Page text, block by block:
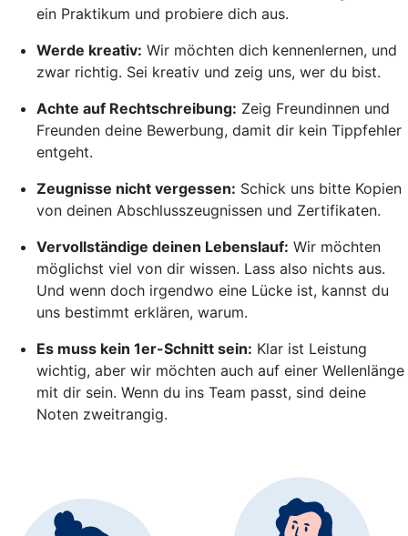
ein Praktikum und probiere dich aus.
Werde kreativ: Wir möchten dich kennenlernen, und
zwar richtig. Sei kreativ und zeig uns, wer du bist.
Achte auf Rechtschreibung: Zeig Freundinnen und
Freunden deine Bewerbung, damit dir kein Tippfehler
entgeht.
Zeugnisse nicht vergessen: Schick uns bitte Kopien
von deinen Abschlusszeugnissen und Zertifikaten.
Vervollständige deinen Lebenslauf: Wir möchten
möglichst viel von dir wissen. Lass also nichts aus.
Und wenn doch irgendwo eine Lücke ist, kannst du
uns bestimmt erklären, warum.
Es muss kein 1er-Schnitt sein: Klar ist Leistung
wichtig, aber wir möchten auch auf einer Wellenlänge
mit dir sein. Wenn du ins Team passt, sind deine
Noten zweitrangig.